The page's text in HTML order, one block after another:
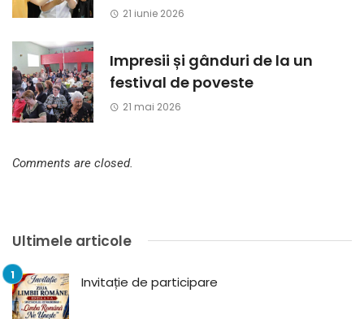
21 iunie 2026
Impresii și gânduri de la un
festival de poveste
21 mai 2026
Comments are closed.
Ultimele articole
Invitație de participare